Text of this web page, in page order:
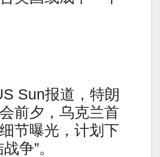
Sun报道，特朗
前夕，乌克兰首
节曝光，计划下
争”。